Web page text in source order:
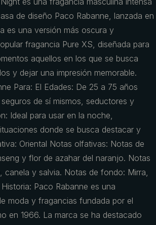
de diseño Paco Rabanne, lanzada en
es una versión más oscura y
fragancia Pure XS, diseñada para
aquellos en los que se busca
y dejar una impresión memorable.
Para: El Edades: De 25 a 75 años
de sí mismos, seductores y
Ideal para usar en la noche,
donde se busca destacar y
Oriental Notas olfativas: Notas de
y flor de azahar del naranjo. Notas
canela y salvia. Notas de fondo: Mirra,
Paco Rabanne es una
moda y fragancias fundada por el
en 1966. La marca se ha destacado